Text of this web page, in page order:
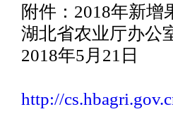
附件：2018年新
湖北省农业厅办公
2018年5月21日
http://